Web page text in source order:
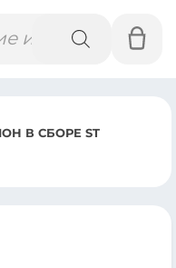
В СБОРЕ ST